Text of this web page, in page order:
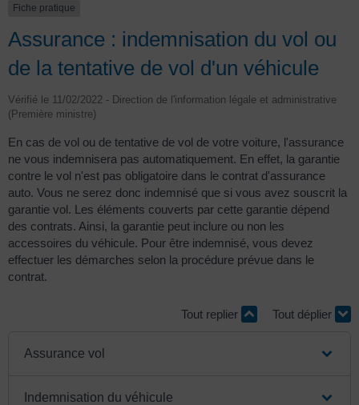
Fiche pratique
Assurance : indemnisation du vol ou
de la tentative de vol d'un véhicule
Vérifié le 11/02/2022 - Direction de l'information légale et administrative
(Première ministre)
En cas de vol ou de tentative de vol de votre voiture, l'assurance
ne vous indemnisera pas automatiquement. En effet, la garantie
contre le vol n'est pas obligatoire dans le contrat d'assurance
auto. Vous ne serez donc indemnisé que si vous avez souscrit la
garantie vol. Les éléments couverts par cette garantie dépend
des contrats. Ainsi, la garantie peut inclure ou non les
accessoires du véhicule. Pour être indemnisé, vous devez
effectuer les démarches selon la procédure prévue dans le
contrat.
Tout replier Tout déplier
Assurance vol
Indemnisation du véhicule